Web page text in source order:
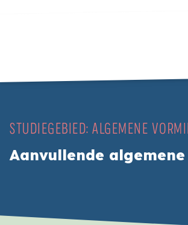
STUDIEGEBIED: ALGEMENE
Aanvullende